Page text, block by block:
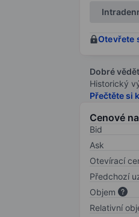
End of
Otevřete
Dobré
Historický
Přečtěte si
Cenové
Bid
Ask
Otevírací
Předchozí
Objem
Relativní